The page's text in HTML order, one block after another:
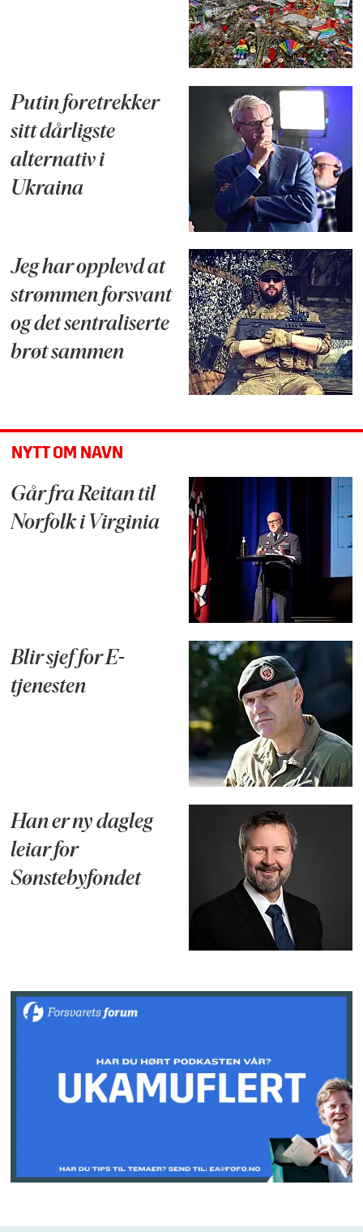
Putin foretrekker
sitt dårligste
alternativ i
Ukraina
Jeg har opplevd at
strømmen forsvant
og det sentraliserte
brøt sammen
NYTT OM NAVN
Går fra Reitan til
Norfolk i Virginia
Blir sjef for E-
tjenesten
Han er ny dagleg
leiar for
Sønstebyfondet